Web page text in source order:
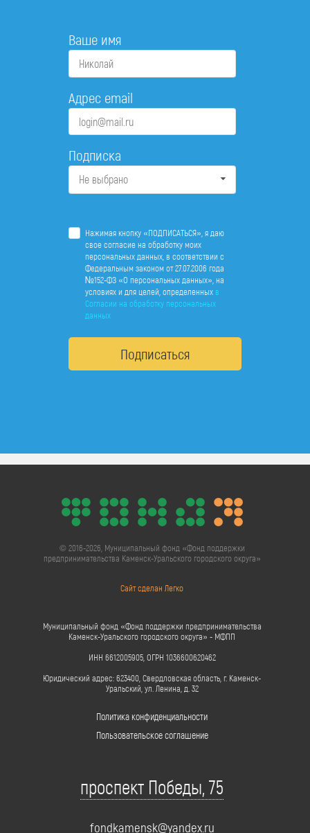
Ваше имя
Адрес email
Подписка
Не выбрано
Нажимая кнопку «ПОДПИСАТЬСЯ», я даю
свое согласие на обработку моих
персональных данных, в соответствии с
Федеральным законом от 27.07.2006 года
№152-ФЗ «О персональных данных», на
условиях и для целей, определенных в
Согласии на обработку персональных
данных
Подписаться
© 2016-2026, Муниципальный фонд «Фонд поддержки
предпринимательства Каменск-Уральского городского округа»
Сайт сделан Легко
Муниципальный фонд «Фонд поддержки предпринимательства
Каменск-Уральского городского округа» - МФПП
ИНН 6612005905, ОГРН 1036600620462
Юридический адрес: 623400, Свердловская область, г. Каменск-
Уральский, ул. Ленина, д. 32
Политика конфиденциальности
Пользовательское соглашение
проспект Победы, 75
fondkamensk@yandex.ru